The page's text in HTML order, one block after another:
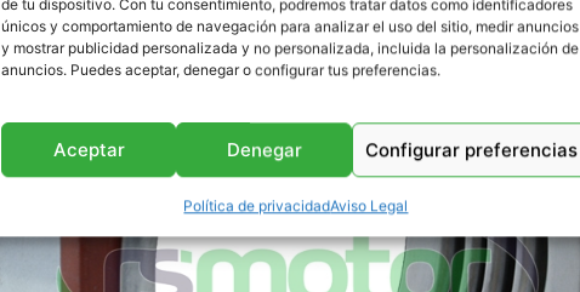
de tu dispositivo. Con tu consentimiento, podremos tratar datos como identificadores
únicos y comportamiento de navegación para analizar el uso del sitio, medir anuncios
y mostrar publicidad personalizada y no personalizada, incluida la personalización de
anuncios. Puedes aceptar, denegar o configurar tus preferencias.
Aceptar Denegar Configurar preferencias
Política de privacidadAviso Legal